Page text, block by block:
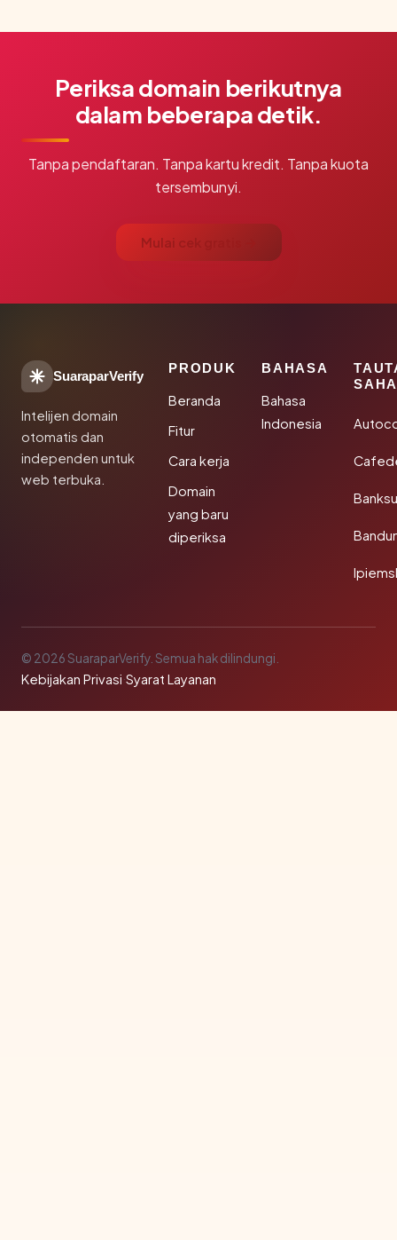
Periksa domain berikutnya
dalam beberapa detik.
Tanpa pendaftaran. Tanpa kartu kredit. Tanpa kuota
tersembunyi.
Mulai cek gratis →
SuaraparVerify
Intelijen domain
otomatis dan
independen untuk
web terbuka.
PRODUK
Beranda
Fitur
Cara kerja
Domain
yang baru
diperiksa
BAHASA
Bahasa
Indonesia
© 2026 SuaraparVerify. Semua hak dilindungi.
Kebijakan Privasi·Syarat Layanan